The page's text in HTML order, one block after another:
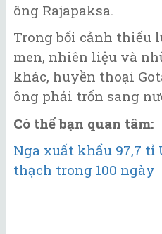
ông Rajapaksa.
Trong bối cảnh thiếu
men, nhiên liệu và
khác, huyền thoại
ông phải trốn sang
Có thể bạn quan tâm:
Nga xuất khẩu 97,7 tỉ
thạch trong 100 ngày